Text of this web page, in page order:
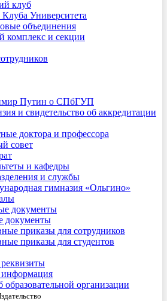
клуб
Университета
объединения
комплекс и секции
Путин о СПбГУП
и свидетельство об аккредитации
доктора и профессора
совет
и кафедры
и службы
гимназия «Ольгино»
документы
документы
приказы для сотрудников
приказы для студентов
информация
образовательной организации